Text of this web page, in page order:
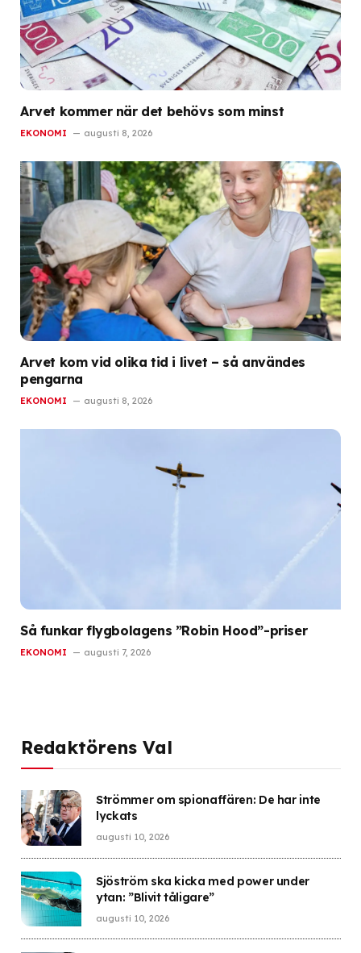
Arvet kommer när det behövs som minst
EKONOMI augusti 8, 2026
Arvet kom vid olika tid i livet – så användes
pengarna
EKONOMI augusti 8, 2026
Så funkar flygbolagens ”Robin Hood”-priser
EKONOMI augusti 7, 2026
Redaktörens Val
Strömmer om spionaffären: De har inte
lyckats
augusti 10, 2026
Sjöström ska kicka med power under
ytan: ”Blivit tåligare”
augusti 10, 2026